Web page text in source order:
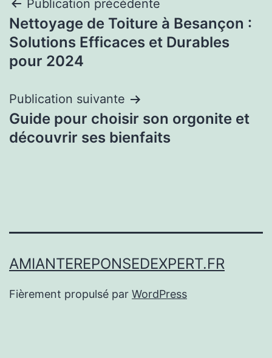
Navigation
de
l’article
Publication précédente
Nettoyage de Toiture à Besançon :
Solutions Efficaces et Durables
pour 2024
Publication suivante
Guide pour choisir son orgonite et
découvrir ses bienfaits
AMIANTEREPONSEDEXPERT.FR
Fièrement propulsé par WordPress